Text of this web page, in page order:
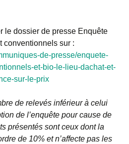
le dossier de presse Enquête
conventionnels sur :
de-presse/enquete-
et-bio-le-lieu-dachat-et-
sur-le-prix
de relevés inférieur à celui
de l’enquête pour cause de
présentés sont ceux dont la
de 10% et n’affecte pas les